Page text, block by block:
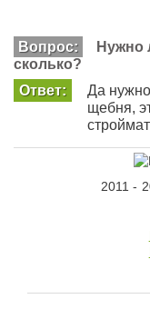
Вопрос:
Нужно
сколько?
Ответ:
Да
щебня,
2011 -